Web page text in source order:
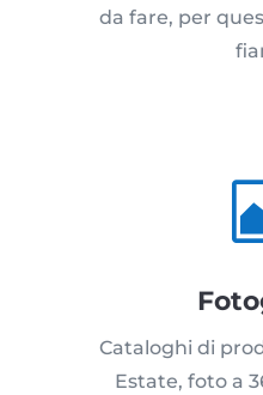
da fare, per
Cataloghi di
Estate, foto a